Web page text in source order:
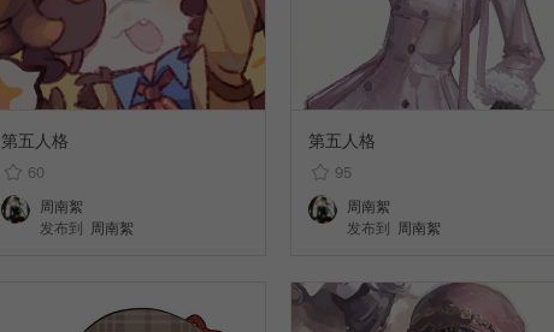
第五人格
60
周南絮
发布到 周南絮
第五人格
95
周南絮
发布到 周南絮